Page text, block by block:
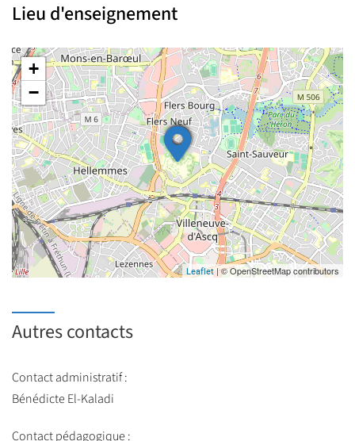
Lieu d'enseignement
+
−
Leaflet| © OpenStreetMap contributors
Autres contacts
Contact administratif :
Bénédicte El-Kaladi
Contact pédagogique :